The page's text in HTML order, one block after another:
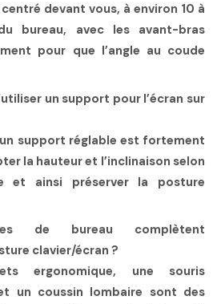
devant vous, à environ 10 à
bureau, avec les avant-bras
pour que l’angle au coude
un support pour l’écran sur
support réglable est fortement
la hauteur et l’inclinaison selon
et ainsi préserver la posture
de bureau complètent
clavier/écran ?
ergonomique, une souris
un coussin lombaire sont des